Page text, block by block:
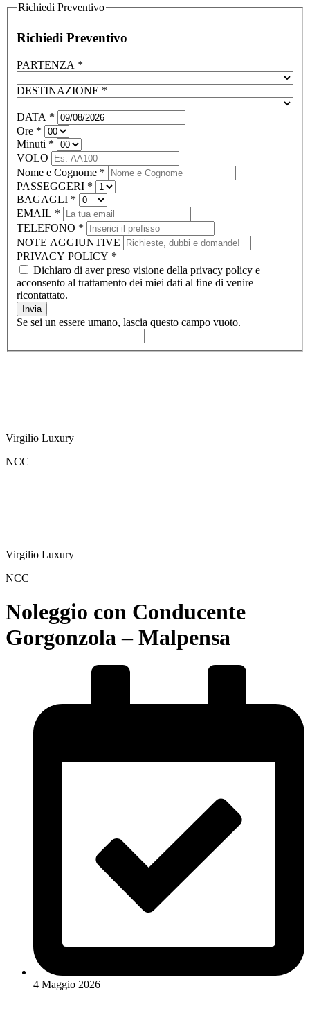
Richiedi Preventivo
Richiedi Preventivo
PARTENZA *
DESTINAZIONE *
DATA *
Ore *
Minuti *
VOLO
Nome e Cognome *
PASSEGGERI *
BAGAGLI *
EMAIL *
TELEFONO *
NOTE AGGIUNTIVE
PRIVACY POLICY *
Dichiaro di aver preso visione della privacy policy e
acconsento al trattamento dei miei dati al fine di venire
ricontattato.
Invia
Se sei un essere umano, lascia questo campo vuoto.
Virgilio Luxury
NCC
Virgilio Luxury
NCC
Noleggio con Conducente
Gorgonzola – Malpensa
4 Maggio 2026